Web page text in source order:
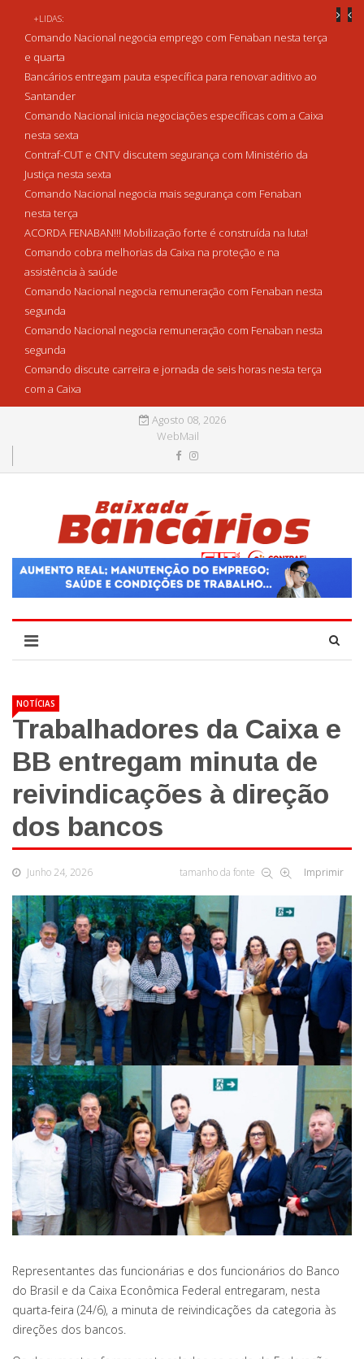
+LIDAS:
Comando Nacional negocia emprego com Fenaban nesta terça
e quarta
Bancários entregam pauta específica para renovar aditivo ao
Santander
Comando Nacional inicia negociações específicas com a Caixa
nesta sexta
Contraf-CUT e CNTV discutem segurança com Ministério da
Justiça nesta sexta
Comando Nacional negocia mais segurança com Fenaban
nesta terça
ACORDA FENABAN!!! Mobilização forte é construída na luta!
Comando cobra melhorias da Caixa na proteção e na
assistência à saúde
Comando Nacional negocia remuneração com Fenaban nesta
segunda
Comando Nacional negocia remuneração com Fenaban nesta
segunda
Comando discute carreira e jornada de seis horas nesta terça
com a Caixa
Agosto 08, 2026
WebMail
NOTÍCIAS
Trabalhadores da Caixa e
BB entregam minuta de
reivindicações à direção
dos bancos
Junho 24, 2026 tamanho da fonte Imprimir
Representantes das funcionárias e dos funcionários do Banco
do Brasil e da Caixa Econômica Federal entregaram, nesta
quarta-feira (24/6), a minuta de reivindicações da categoria às
direções dos bancos.